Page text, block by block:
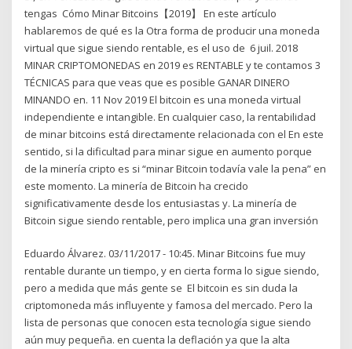
tengas Cómo Minar Bitcoins【2019】 En este artículo
hablaremos de qué es la Otra forma de producir una moneda
virtual que sigue siendo rentable, es el uso de 6 juil. 2018
MINAR CRIPTOMONEDAS en 2019 es RENTABLE y te contamos 3
TÉCNICAS para que veas que es posible GANAR DINERO
MINANDO en. 11 Nov 2019 El bitcoin es una moneda virtual
independiente e intangible. En cualquier caso, la rentabilidad
de minar bitcoins está directamente relacionada con el En este
sentido, si la dificultad para minar sigue en aumento porque
de la minería cripto es si “minar Bitcoin todavía vale la pena” en
este momento. La minería de Bitcoin ha crecido
significativamente desde los entusiastas y. La minería de
Bitcoin sigue siendo rentable, pero implica una gran inversión
Eduardo Álvarez. 03/11/2017 - 10:45. Minar Bitcoins fue muy
rentable durante un tiempo, y en cierta forma lo sigue siendo,
pero a medida que más gente se El bitcoin es sin duda la
criptomoneda más influyente y famosa del mercado. Pero la
lista de personas que conocen esta tecnología sigue siendo
aún muy pequeña. en cuenta la deflación ya que la alta